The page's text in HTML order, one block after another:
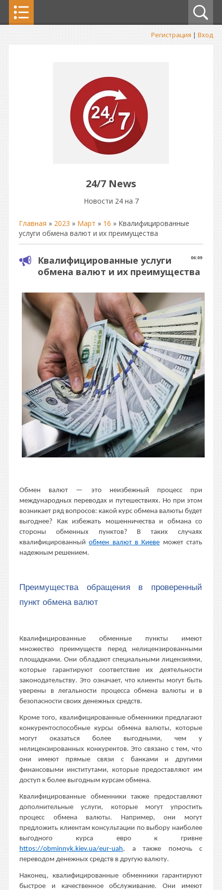
Регистрация | Вход
24/7 News
Новости 24 на 7
Главная » 2023 » Март » 16 » Квалифицированные
услуги обмена валют и их преимущества
06:09
Квалифицированные услуги
обмена валют и их преимущества
Обмен валют — это неизбежный процесс при
международных переводах и путешествиях. Но при этом
возникает ряд вопросов: какой курс обмена валюты будет
выгоднее? Как избежать мошенничества и обмана со
стороны обменных пунктов? В таких случаях
квалифицированныйобмен валют в Киеве может стать
надежным решением.
Преимущества обращения в проверенный
пункт обмена валют
Квалифицированные обменные пункты имеют
множество преимуществ перед нелицензированными
площадками. Они обладают специальными лицензиями,
которые гарантируют соответствие их деятельности
законодательству. Это означает, что клиенты могут быть
уверены в легальности процесса обмена валюты и в
безопасности своих денежных средств.
Кроме того, квалифицированные обменники предлагают
конкурентоспособные курсы обмена валюты, которые
могут оказаться более выгодными, чем у
нелицензированных конкурентов. Это связано с тем, что
они имеют прямые связи с банками и другими
финансовыми институтами, которые предоставляют им
доступ к более выгодным курсам обмена.
Квалифицированные обменники также предоставляют
дополнительные услуги, которые могут упростить
процесс обмена валюты. Например, они могут
предложить клиентам консультации по выбору наиболее
выгодного курса евро к гривне
https://obminnyk.kiev.ua/eur-uah, а также помочь с
переводом денежных средств в другую валюту.
Наконец, квалифицированные обменники гарантируют
быстрое и качественное обслуживание. Они имеют